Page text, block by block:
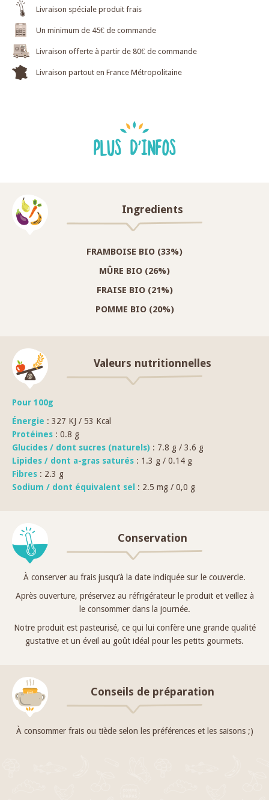
Livraison spéciale produit frais
Un minimum de 45€ de commande
Livraison offerte à partir de 80€ de commande
Livraison partout en France Métropolitaine
PLUS D'INFOS
Ingredients
FRAMBOISE BIO (33%)
MÛRE BIO (26%)
FRAISE BIO (21%)
POMME BIO (20%)
Valeurs nutritionnelles
Pour 100g
Énergie : 327 KJ / 53 Kcal
Protéines : 0.8 g
Glucides / dont sucres (naturels) : 7.8 g / 3.6 g
Lipides / dont a-gras saturés : 1.3 g / 0.14 g
Fibres : 2.3 g
Sodium / dont équivalent sel
: 2.5 mg / 0,0 g
Conservation
À conserver au frais jusqu’à la date indiquée sur le couvercle.
Après ouverture, préservez au réfrigérateur le produit et veillez à
le consommer dans la journée.
Notre produit est pasteurisé, ce qui lui confère une grande qualité
gustative et un éveil au goût idéal pour les petits gourmets.
Conseils de préparation
À consommer frais ou tiède selon les préférences et les saisons ;)